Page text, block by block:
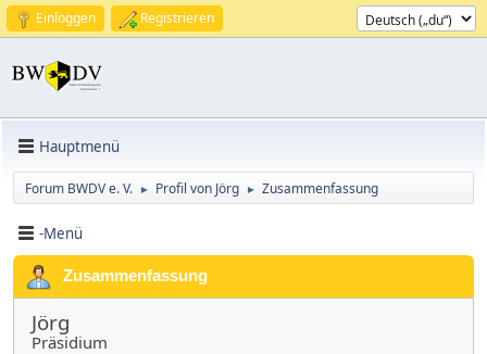
Einloggen Registrieren
Hauptmenü
Forum BWDV e. V. ► Profil von Jörg ► Zusammenfassung
-Menü
Zusammenfassung
Jörg
Präsidium